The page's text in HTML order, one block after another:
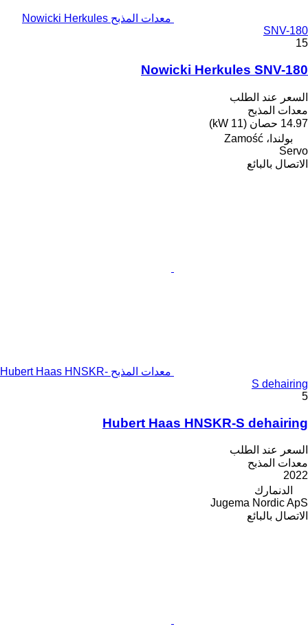
معدات المذبح Nowicki Herkules
SNV-180
15
Nowicki Herkules SNV-180
السعر عند الطلب
معدات المذبح
14.97 حصان (11 kW)
بولندا، Zamość
Servo
الاتصال بالبائع
معدات المذبح Hubert Haas HNSKR-
S dehairing
5
Hubert Haas HNSKR-S dehairing
السعر عند الطلب
معدات المذبح
2022
الدنمارك
Jugema Nordic ApS
الاتصال بالبائع